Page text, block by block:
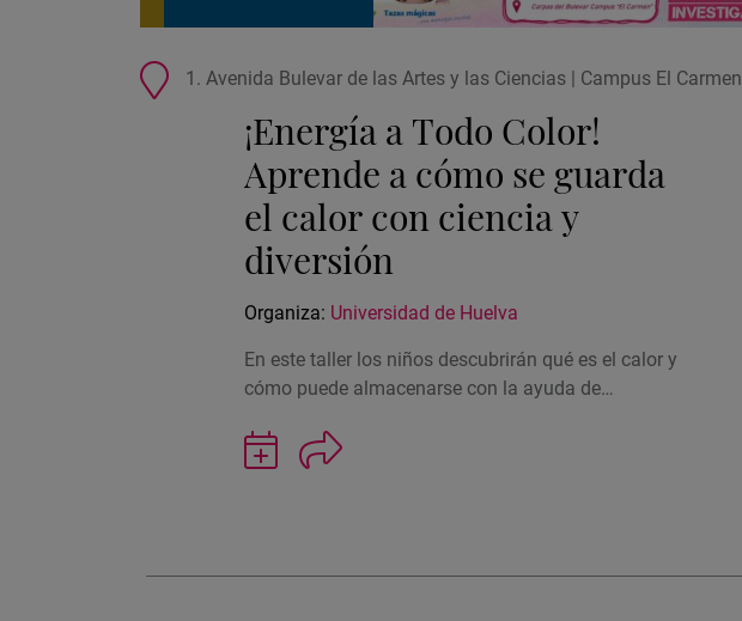
de
actividad
1. Avenida Bulevar de las Artes y las Ciencias | Campus El Carmen
¡Energía a Todo Color!
Aprende a cómo se guarda
el calor con ciencia y
diversión
Organiza: Universidad de Huelva
En este taller los niños descubrirán qué es el calor y
cómo puede almacenarse con la ayuda de…
Guardar
actividad